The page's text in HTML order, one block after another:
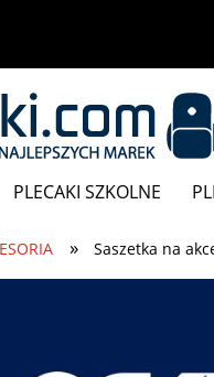
PLECAKI SZKOLNE
» Saszetka na